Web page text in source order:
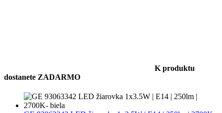
K produktu
dostanete ZADARMO